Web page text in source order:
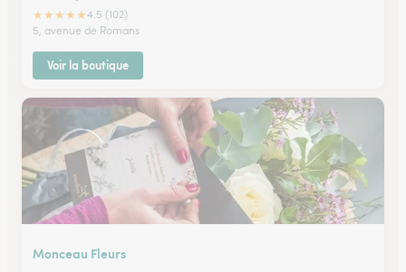
★★★★★4.5 (102)
5, avenue de Romans
Voir la boutique
Monceau Fleurs